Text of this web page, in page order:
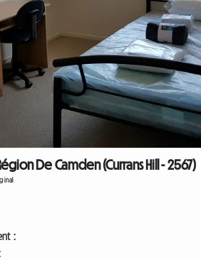
De Camden (Currans Hill - 2567)
: